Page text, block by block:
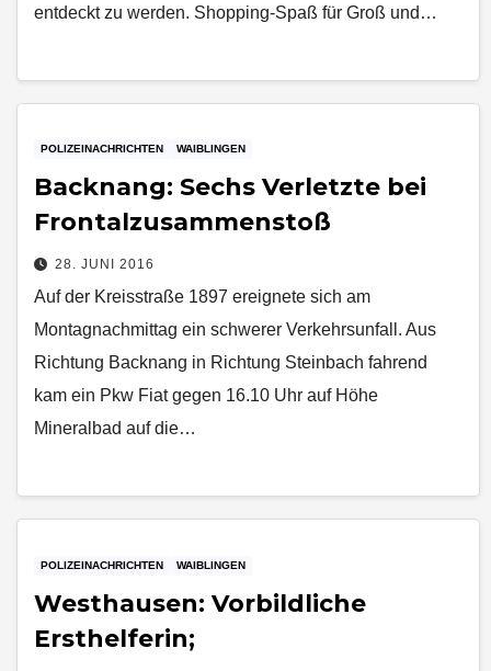
entdeckt zu werden. Shopping-Spaß für Groß und…
POLIZEINACHRICHTEN WAIBLINGEN
Backnang: Sechs Verletzte bei
Frontalzusammenstoß
28. JUNI 2016
Auf der Kreisstraße 1897 ereignete sich am
Montagnachmittag ein schwerer Verkehrsunfall. Aus
Richtung Backnang in Richtung Steinbach fahrend
kam ein Pkw Fiat gegen 16.10 Uhr auf Höhe
Mineralbad auf die…
POLIZEINACHRICHTEN WAIBLINGEN
Westhausen: Vorbildliche
Ersthelferin;